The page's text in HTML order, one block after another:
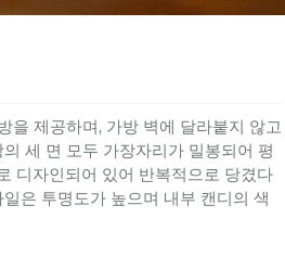
제공하며, 가방 벽에 달라붙지 않고
세 면 모두 가장자리가 밀봉되어 평
디자인되어 있어 반복적으로 당겼다
은 투명도가 높으며 내부 캔디의 색